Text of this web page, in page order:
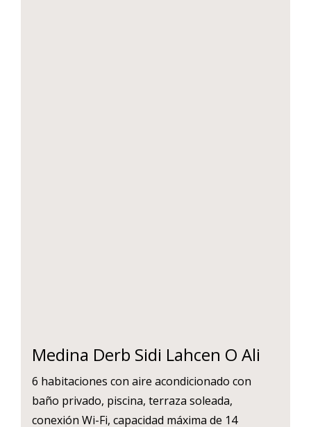
Medina Derb Sidi Lahcen O Ali
6 habitaciones con aire acondicionado con
baño privado, piscina, terraza soleada,
conexión Wi-Fi, capacidad máxima de 14